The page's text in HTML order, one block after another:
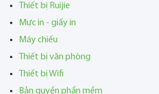
Thiết bị Ruijie
Mực in - giấy in
Máy chiếu
Thiết bị văn phòng
Thiết bị Wifi
Bản quyền phần mềm